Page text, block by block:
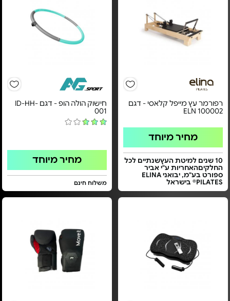
רפורמר עץ מייפל קלאסי - דגם
ELN 100002
מחיר מיוחד
10 שנים למיטת העץשנתיים לכל
החלקיםהאחריות ע"י אביר
ספורט בע"מ, יבואני ELINA
PILATES® בישראל
חישוק הולה הופ - דגם ID-HH-
001
מחיר מיוחד
משלוח חינם